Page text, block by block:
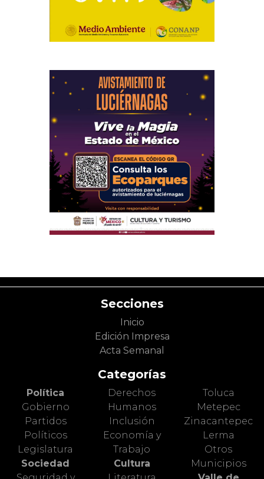
Secciones
Inicio
Edición Impresa
Acta Semanal
Categorías
Política
Gobierno
Partidos
Políticos
Legislatura
Sociedad
Derechos
Humanos
Inclusión
Economía y
Trabajo
Cultura
Toluca
Metepec
Zinacantepec
Lerma
Otros
Municipios